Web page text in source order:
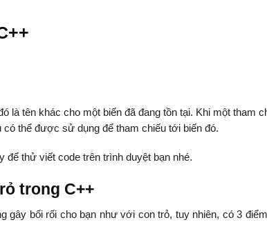
là tên khác cho một biến đã đang tồn tại. Khi một tham
có thể được sử dụng để tham chiếu tới biến đó.
để thử viết code trên trình duyệt bạn nhé.
trong C++
gây bối rối cho bạn như với con trỏ, tuy nhiên, có 3